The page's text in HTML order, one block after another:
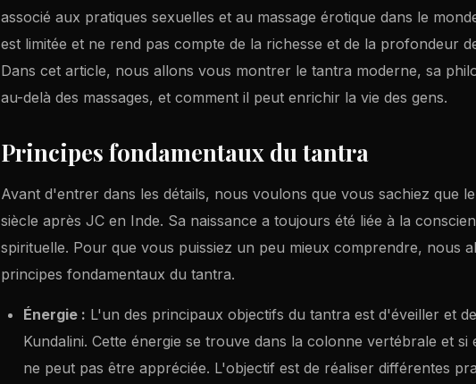
associé aux pratiques sexuelles et au massage érotique dans le
est limitée et ne rend pas compte de la richesse et de la profondeur
Dans cet article, nous allons vous montrer le tantra moderne, sa
au-delà des massages, et comment il peut enrichir la vie des gens.
Principes fondamentaux du tantra
Avant d'entrer dans les détails, nous voulons que vous sachiez que
siècle après JC en Inde. Sa naissance a toujours été liée à la
spirituelle. Pour que vous puissiez un peu mieux comprendre, nous
principes fondamentaux du tantra.
Énergie : L'un des principaux objectifs du tantra est d'éveiller et
Kundalini. Cette énergie se trouve dans la colonne vertébrale et si
ne peut pas être appréciée. L'objectif est de réaliser différentes